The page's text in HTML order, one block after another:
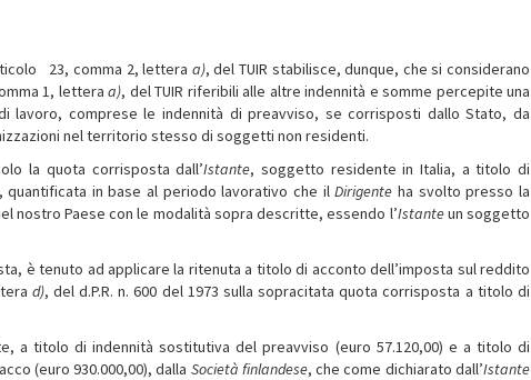
23, comma 2, lettera a), del TUIR stabilisce, dunque, che si considerano
1, letteraa), del TUIR riferibili alle altre indennità e somme percepite una
lavoro, comprese le indennità di preavviso, se corrisposti dallo Stato, da
nel territorio stesso di soggetti non residenti.
la quota corrisposta dall’Istante, soggetto residente in Italia, a titolo di
quantificata in base al periodo lavorativo che ilDirigenteha svolto presso la
nostro Paese con le modalità sopra descritte, essendo l’Istanteun soggetto
è tenuto ad applicare la ritenuta a titolo di acconto dell’imposta sul reddito
d), del d.P.R. n. 600 del 1973 sulla sopracitata quota corrisposta a titolo di
a titolo di indennità sostitutiva del preavviso (euro 57.120,00) e a titolo di
(euro 930.000,00), dalla Società finlandese, che come dichiarato dall’Istante